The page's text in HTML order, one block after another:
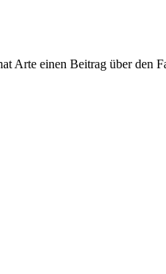
Arte einen Beitrag über den